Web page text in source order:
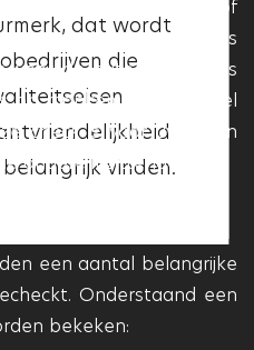
uw auto voor werk of
naar het buitenland is
voor de auto. Daarom is
op mankementen zoveel
check is voor uw eigen
andere inzittenden.
VAKANTIECHECK?
een aantal belangrijke
Onderstaand een
bekeken:
logo heeft,
aan deze
en dat
en
dat wordt
die
vinden.